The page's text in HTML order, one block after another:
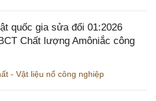
quốc gia sửa đổi 01:2026
Chất lượng Amôniắc công
- Vật liệu nổ công nghiệp